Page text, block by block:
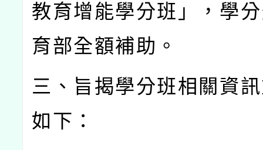
教育增能學分班」，學
育部全額補助。
三、旨揭學分班相關資
如下：